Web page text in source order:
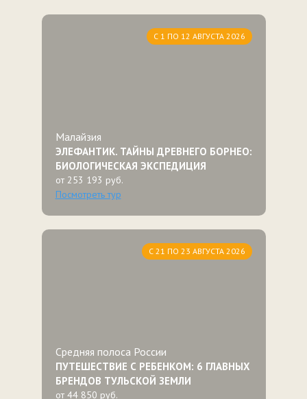
С 1 ПО 12 АВГУСТА 2026
Малайзия
ЭЛЕФАНТИК. ТАЙНЫ ДРЕВНЕГО БОРНЕО:
БИОЛОГИЧЕСКАЯ ЭКСПЕДИЦИЯ
от 253 193 руб.
Посмотреть тур
С 21 ПО 23 АВГУСТА 2026
Средняя полоса России
ПУТЕШЕСТВИЕ С РЕБЕНКОМ: 6 ГЛАВНЫХ
БРЕНДОВ ТУЛЬСКОЙ ЗЕМЛИ
от 44 850 руб.